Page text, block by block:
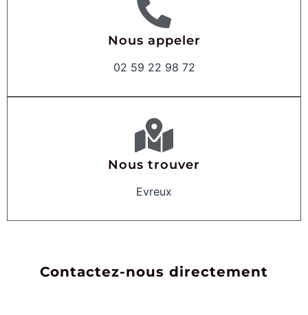
Nous appeler
02 59 22 98 72
Nous trouver
Evreux
Contactez-nous directement